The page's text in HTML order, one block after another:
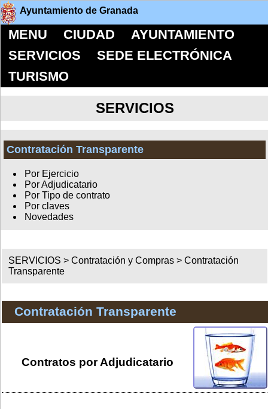
Ayuntamiento de Granada
MENU CIUDAD
AYUNTAMIENTO
SERVICIOS
SEDE ELECTRÓNICA
TURISMO
SERVICIOS
Contratación Transparente
Por Ejercicio
Por Adjudicatario
Por Tipo de contrato
Por claves
Novedades
SERVICIOS >Contratación y Compras >Contratación
Transparente
Contratación Transparente
Contratos por Adjudicatario